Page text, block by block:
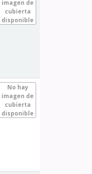
imagen de
cubierta
disponible
No hay
imagen de
cubierta
disponible